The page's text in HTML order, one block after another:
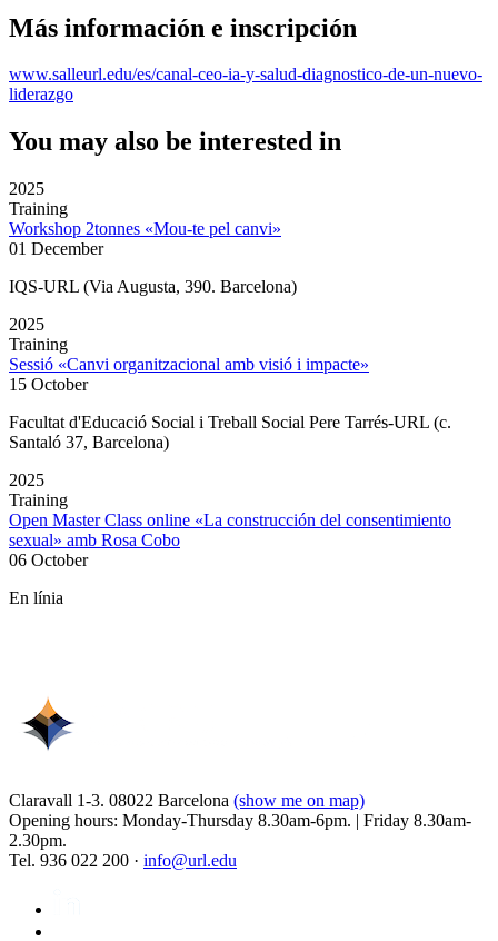
Más información e inscripción
www.salleurl.edu/es/canal-ceo-ia-y-salud-diagnostico-de-un-nuevo-
liderazgo
You may also be interested in
2025
Training
Workshop 2tonnes «Mou-te pel canvi»
01 December
IQS-URL (Via Augusta, 390. Barcelona)
2025
Training
Sessió «Canvi organitzacional amb visió i impacte»
15 October
Facultat d'Educació Social i Treball Social Pere Tarrés-URL (c.
Santaló 37, Barcelona)
2025
Training
Open Master Class online «La construcción del consentimiento
sexual» amb Rosa Cobo
06 October
En línia
Claravall 1-3. 08022 Barcelona (show me on map)
Opening hours: Monday-Thursday 8.30am-6pm. | Friday 8.30am-
2.30pm.
Tel. 936 022 200 · info@url.edu